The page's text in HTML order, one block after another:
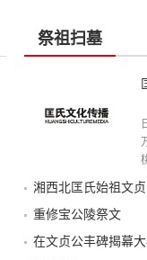
祭祖扫墓
湘西北匡氏始祖文
重修宝公陵祭文
在文贞公丰碑揭幕